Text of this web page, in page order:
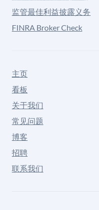
监管最佳利益披露义务
FINRA Broker Check
主页
看板
关于我们
常见问题
博客
招聘
联系我们